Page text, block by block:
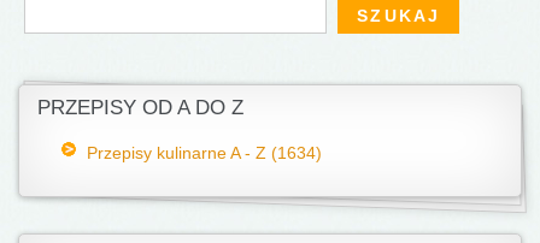
PRZEPISY OD A DO Z
Przepisy kulinarne A - Z (1634)